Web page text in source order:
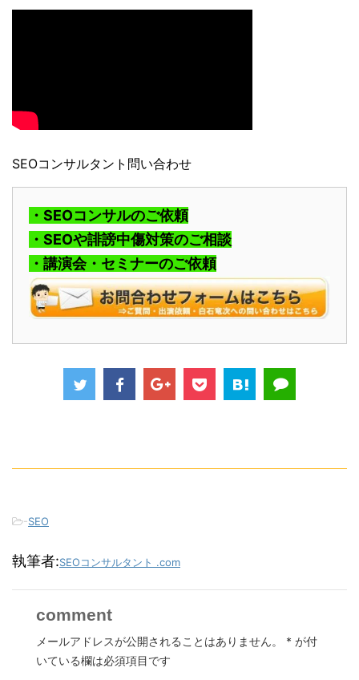
SEOコンサルタント問い合わせ
・SEOコンサルのご依頼
・SEOや誹謗中傷対策のご相談
・講演会・セミナーのご依頼
-SEO
執筆者:SEOコンサルタント .com
comment
メールアドレスが公開されることはありません。 * が付
いている欄は必須項目です